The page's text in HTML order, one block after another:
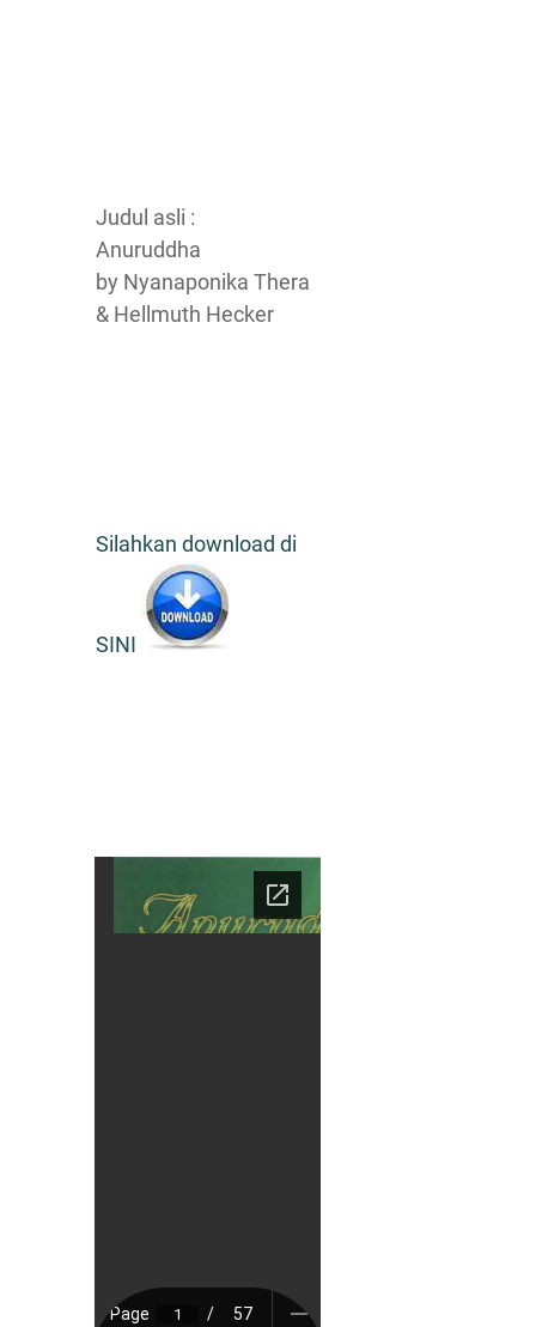
Judul asli :
Anuruddha
by Nyanaponika Thera
& Hellmuth Hecker
Silahkan download di
SINI